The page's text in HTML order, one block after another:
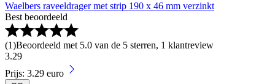
Waelbers raveeldrager met strip 190 x 46 mm verzinkt
Best beoordeeld
(1)Beoordeeld met 5.0 van de 5 sterren, 1 klantreview
3.29
Prijs: 3.29 euro